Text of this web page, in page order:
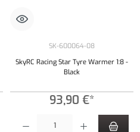
SK-600064-08
SkyRC Racing Star Tyre Warmer 1:8 -
Black
93,90 €*